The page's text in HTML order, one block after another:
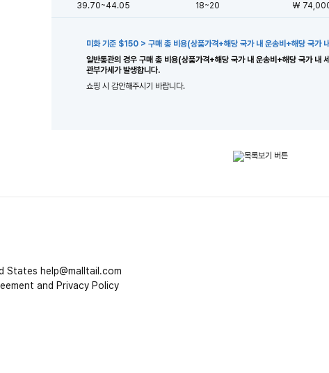
39.70~44.05
18~20 ₩
미화 기준 $150 > 구매 총 비용(상품가격+해당 국가 내 운송비+해당 국가
일반통관의 경우 구매 총 비용(상품가격+해당 국가 내 운송비+해당 국가 내
관부가세가 발생합니다.
쇼핑 시 감안해주시기 바랍니다.
States help@malltail.com
and Privacy Policy